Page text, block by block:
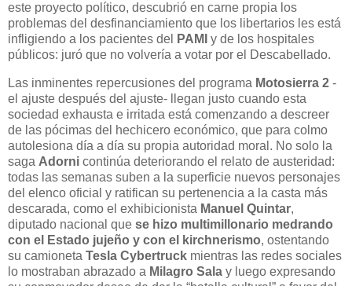
este proyecto político, descubrió en carne propia los
problemas del desfinanciamiento que los libertarios les está
infligiendo a los pacientes del
PAMI y de los hospitales
públicos: juró que no volvería a votar por el Descabellado.
Las inminentes repercusiones del programa Motosierra 2 -
el ajuste después del ajuste- llegan justo cuando esta
sociedad exhausta e irritada está comenzando a descreer
de las pócimas del hechicero económico, que para colmo
autolesiona día a día su propia autoridad moral. No solo la
saga Adorni continúa deteriorando el relato de austeridad:
todas las semanas suben a la superficie nuevos personajes
del elenco oficial y ratifican su pertenencia a la casta más
descarada, como el exhibicionista Manuel Quintar,
diputado nacional que se hizo multimillonario medrando
con el Estado jujeño y con el kirchnerismo, ostentando
su camioneta Tesla Cybertruck mientras las redes sociales
lo mostraban abrazado a Milagro Sala y luego expresando